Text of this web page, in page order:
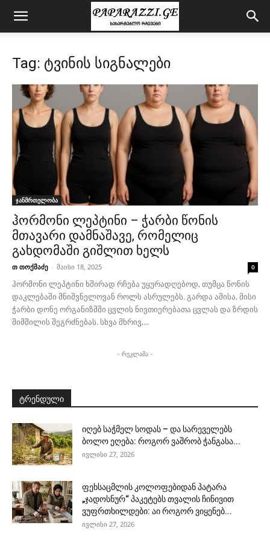
Tag: ტვინის სიგნალები
ჯანმრთელობა
ჰორმონი ლეპტინი – ჭარბი წონის
მთავარი დამნაშავე, რომელიც
გახდომაში გიშლით ხელს
თ თოქმაძე - მაისი 18, 2025 0
ჰორმონი ლეპტინი ხშირად რჩება უყურადღებოდ, თუმცა წონის
დაკლებაში მნიშვნელოვან როლს ასრულებს. გარდა ამისა, მისი
ჭარბი დონე ორგანიზმში ცვლის ნივთიერებათა ცვლას და ზრდის
შიმშილის შეგრძნებას. სხვა მხრივ,...
- რეკლამა -
ტრენდული
იღებ საჭმელ სოდას – და სარეველებს
ბოლო ეღება: როგორ ვაშრობ ჭანგასა...
ივლისი 27, 2026
ფეხსაცმლის კოლოფებიდან პატარა
„ჯადოსნურ“ პაკეტებს თვალის ჩინივით
ვუფრთხილდები: აი როგორ ვიყენებ...
ივლისი 27, 2026